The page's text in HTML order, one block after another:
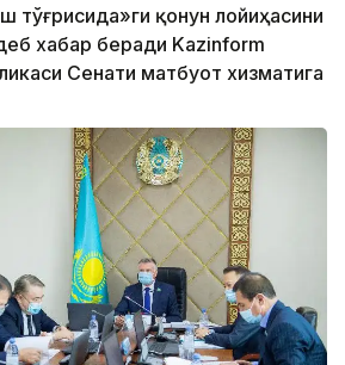
тўғрисида»ги қонун лойиҳасини
хабар беради Kazinform
Сенати матбуот хизматига